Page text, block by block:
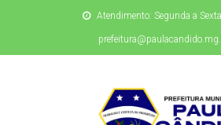
Atendimento: Segunda a